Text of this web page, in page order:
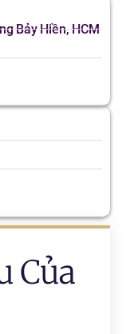
Bảy Hiền, HCM
Của